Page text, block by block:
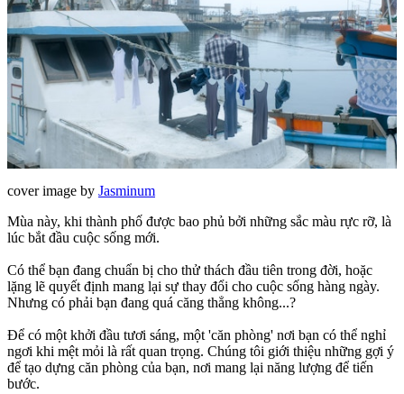
cover image by Jasminum
Mùa này, khi thành phố được bao phủ bởi những sắc màu rực rỡ, là
lúc bắt đầu cuộc sống mới.
Có thể bạn đang chuẩn bị cho thử thách đầu tiên trong đời, hoặc
lặng lẽ quyết định mang lại sự thay đổi cho cuộc sống hàng ngày.
Nhưng có phải bạn đang quá căng thẳng không...?
Để có một khởi đầu tươi sáng, một 'căn phòng' nơi bạn có thể nghỉ
ngơi khi mệt mỏi là rất quan trọng. Chúng tôi giới thiệu những gợi ý
để tạo dựng căn phòng của bạn, nơi mang lại năng lượng để tiến
bước.